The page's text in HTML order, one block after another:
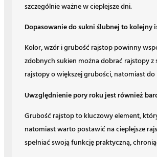
szczególnie ważne w cieplejsze dni.
Dopasowanie do sukni ślubnej to kolejny
Kolor, wzór i grubość rajstop powinny
zdobnych sukien można dobrać rajstopy
rajstopy o większej grubości, natomiast
Uwzględnienie pory roku jest również
Grubość rajstop to kluczowy element,
natomiast warto postawić na cieplejsze
spełniać swoją funkcję praktyczną,